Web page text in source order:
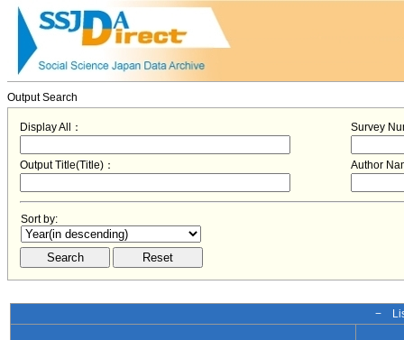
Output Search
Display All： Survey
Output Title(Title)： Author
Sort by:
−